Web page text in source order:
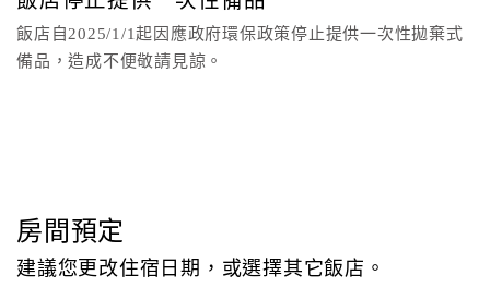
滿
意
管
飯店自2025/1/1起因應政府環保政策停止提供一次性拋棄式
備品，造成不便敬請見諒。
房間預定
建議您更改住宿日期，或選擇其它飯店。